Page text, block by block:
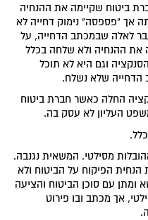
ביטוח שקיימה את ההנחיה
אך "פספסה" נימוק דחייה לא
לאלה שבמכתב הדחייה, על
ההנחיה ולא שלחה בכלל
וגם היא לא תוכל
הדחייה שלא נשלח.
החלה כאשר חברת ביטוח
העליון לא עסק בה.
מסילטי. המשאית נגנבה.
הפיקוח על הביטוח ולא
עם סוכן הביטוח והציעה
אך מכתב ובו פירוט